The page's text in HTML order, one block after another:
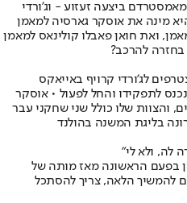
ביצעה זעזוע - וג'ורדי
מינה את אוסקר גארסיה למאמן
ואת חואן פאבלו קולינאס למאמן
להרכב?
לג'ורדי קרויף באייאקס
לתפקידו והחל לפעול • אוסקר
והצוות שלו כולל שני שחקני עבר
בליגת המשנה בהולנד
לה, ולא לי"
בפעם הראשונה מאז מותה של
"אנחנו מנסים להמשיך הלאה, צריך להסתכל